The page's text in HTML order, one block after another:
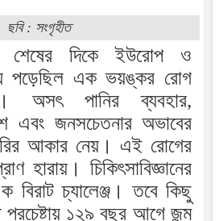
ছবি : সংগৃহীত
শেষের দিকে ইউরোপ ও
পড়েছিল এক ভয়ঙ্কর রোগ
অসৎ পানির ব্যবহার,
এবং জনসচেতনার অভাবের
আকার নেয়। এই রোগের
হারায়। চিকিৎসাবিজ্ঞানের
চ্যালেঞ্জ। তবে কিছু
প্রচেষ্টায় ১২৯ বছর আগে জন্ম